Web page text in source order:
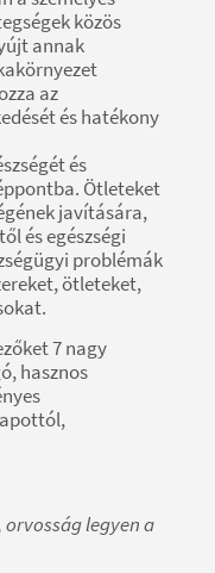
közös
annak
az
és hatékony
és
Ötleteket
javítására,
és egészségi
problémák
ötleteket,
7 nagy
hasznos
orvosság legyen a